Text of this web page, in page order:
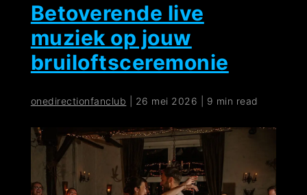
Betoverende live
muziek op jouw
bruiloftsceremonie
onedirectionfanclub 26 mei 2026 9 min read